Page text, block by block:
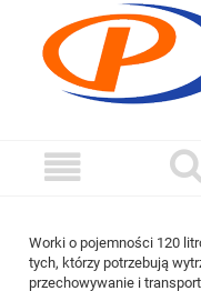
Worki o pojemności 120
tych, którzy potrzebują
przechowywanie i